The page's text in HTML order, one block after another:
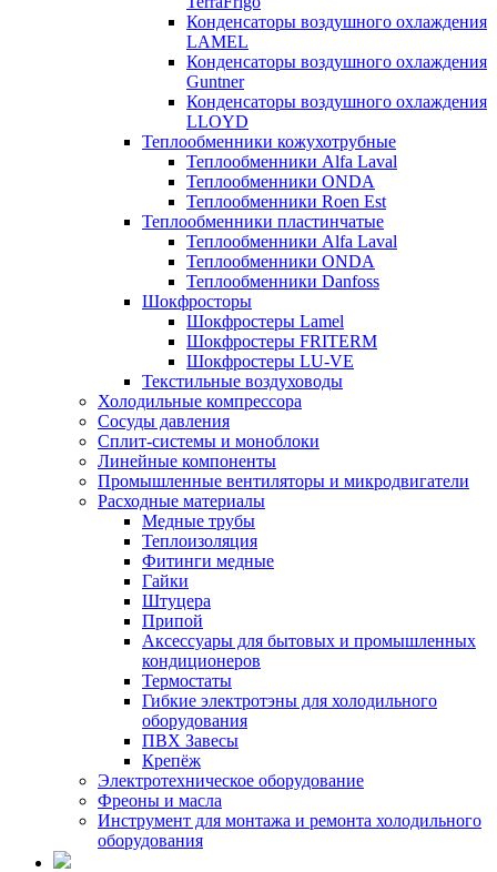
Конденсаторы воздушного охлаждения
LAMEL
Конденсаторы воздушного охлаждения
Guntner
Конденсаторы воздушного охлаждения
LLOYD
Теплообменники кожухотрубные
Теплообменники Alfa Laval
Теплообменники ONDA
Теплообменники Roen Est
Теплообменники пластинчатые
Теплообменники Alfa Laval
Теплообменники ONDA
Теплообменники Danfoss
Шокфросторы
Шокфростеры Lamel
Шокфростеры FRITERM
Шокфростеры LU-VE
Текстильные воздуховоды
Холодильные компрессора
Сосуды давления
Cплит-системы и моноблоки
Линейные компоненты
Промышленные вентиляторы и микродвигатели
Расходные материалы
Медные трубы
Теплоизоляция
Фитинги медные
Гайки
Штуцера
Припой
Аксессуары для бытовых и промышленных
кондиционеров
Термостаты
Гибкие электротэны для холодильного
оборудования
ПВХ Завесы
Крепёж
Электротехническое оборудование
Фреоны и масла
Инструмент для монтажа и ремонта холодильного
оборудования